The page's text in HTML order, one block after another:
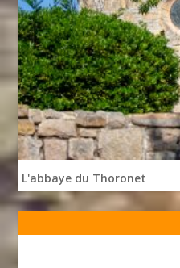
L'abbaye du Thoronet